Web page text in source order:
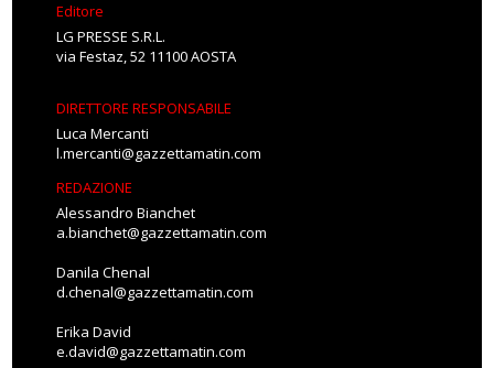
Editore
LG PRESSE S.R.L.
via Festaz, 52 11100 AOSTA
DIRETTORE RESPONSABILE
Luca Mercanti
l.mercanti@gazzettamatin.com
REDAZIONE
Alessandro Bianchet
a.bianchet@gazzettamatin.com
Danila Chenal
d.chenal@gazzettamatin.com
Erika David
e.david@gazzettamatin.com